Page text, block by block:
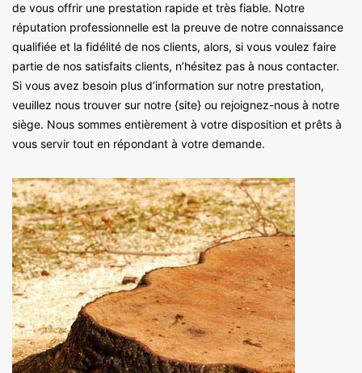
de vous offrir une prestation rapide et très fiable. Notre
réputation professionnelle est la preuve de notre connaissance
qualifiée et la fidélité de nos clients, alors, si vous voulez faire
partie de nos satisfaits clients, n’hésitez pas à nous contacter.
Si vous avez besoin plus d’information sur notre prestation,
veuillez nous trouver sur notre {site} ou rejoignez-nous à notre
siège. Nous sommes entièrement à votre disposition et prêts à
vous servir tout en répondant à votre demande.